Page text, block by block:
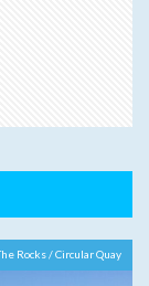
Rocks / Circular Quay